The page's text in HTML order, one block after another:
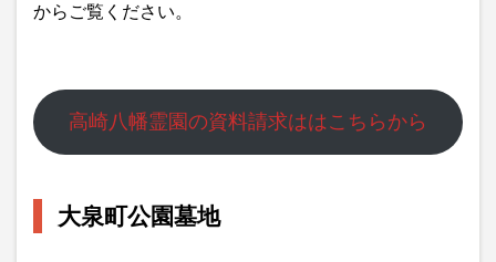
からご覧ください。
高崎八幡霊園の資料請求ははこちらから
大泉町公園墓地